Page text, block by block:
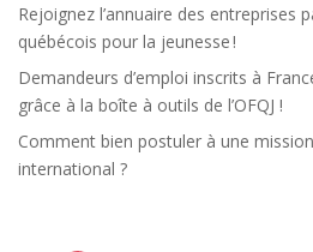
Rejoignez l’annuaire des entreprises
québécois pour la jeunesse !
Demandeurs d’emploi inscrits à
grâce à la boîte à outils de l’OFQJ !
Comment bien postuler à une
international ?